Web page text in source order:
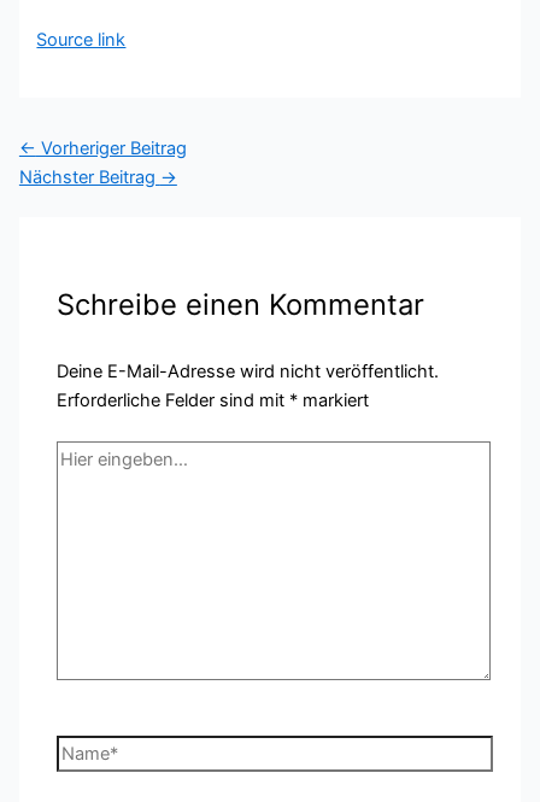
Source link
← Vorheriger Beitrag
Nächster Beitrag →
Schreibe einen Kommentar
Deine E-Mail-Adresse wird nicht veröffentlicht.
Erforderliche Felder sind mit * markiert
Hier
Name*